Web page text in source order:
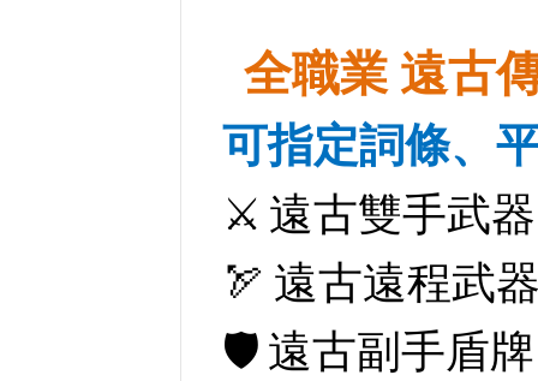
全職業 遠古
可指定詞條、
⚔️ 遠古雙手武器
🏹 遠古遠程武
🛡️遠古副手盾牌